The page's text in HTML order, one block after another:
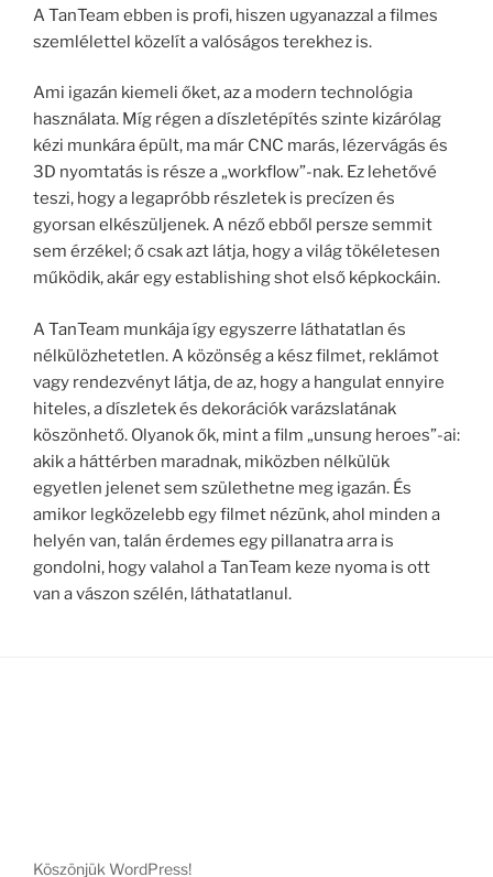
A TanTeam ebben is profi, hiszen ugyanazzal a filmes
szemlélettel közelít a valóságos terekhez is.
Ami igazán kiemeli őket, az a modern technológia
használata. Míg régen a díszletépítés szinte kizárólag
kézi munkára épült, ma már CNC marás, lézervágás és
3D nyomtatás is része a „workflow”-nak. Ez lehetővé
teszi, hogy a legapróbb részletek is precízen és
gyorsan elkészüljenek. A néző ebből persze semmit
sem érzékel; ő csak azt látja, hogy a világ tökéletesen
működik, akár egy establishing shot első képkockáin.
A TanTeam munkája így egyszerre láthatatlan és
nélkülözhetetlen. A közönség a kész filmet, reklámot
vagy rendezvényt látja, de az, hogy a hangulat ennyire
hiteles, a díszletek és dekorációk varázslatának
köszönhető. Olyanok ők, mint a film „unsung heroes”-ai:
akik a háttérben maradnak, miközben nélkülük
egyetlen jelenet sem születhetne meg igazán. És
amikor legközelebb egy filmet nézünk, ahol minden a
helyén van, talán érdemes egy pillanatra arra is
gondolni, hogy valahol a TanTeam keze nyoma is ott
van a vászon szélén, láthatatlanul.
Köszönjük WordPress!